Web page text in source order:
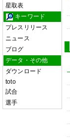
星取表
キーワード
プレスリリース
ニュース
ブログ
データ・その他
ダウンロード
toto
試合
選手